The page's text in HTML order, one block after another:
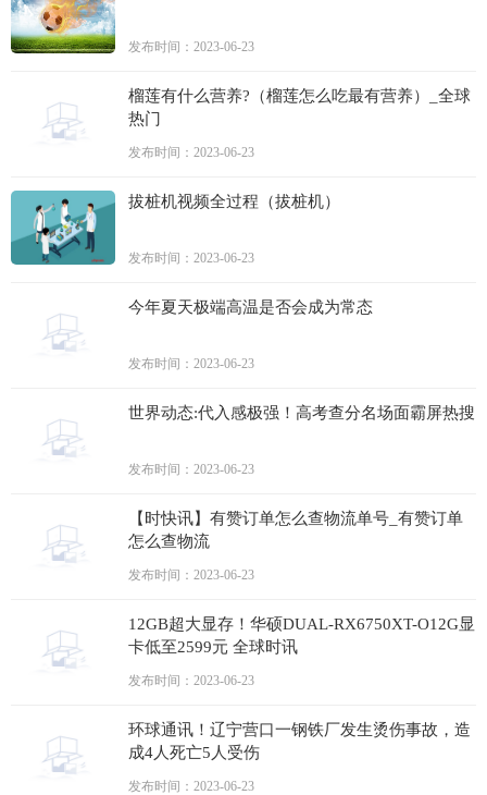
发布时间：2023-06-23
榴莲有什么营养?（榴莲怎么吃最有营养）_全球
热门
发布时间：2023-06-23
拔桩机视频全过程（拔桩机）
发布时间：2023-06-23
今年夏天极端高温是否会成为常态
发布时间：2023-06-23
世界动态:代入感极强！高考查分名场面霸屏热搜
发布时间：2023-06-23
【时快讯】有赞订单怎么查物流单号_有赞订单
怎么查物流
发布时间：2023-06-23
12GB超大显存！华硕DUAL-RX6750XT-O12G显
卡低至2599元 全球时讯
发布时间：2023-06-23
环球通讯！辽宁营口一钢铁厂发生烫伤事故，造
成4人死亡5人受伤
发布时间：2023-06-23